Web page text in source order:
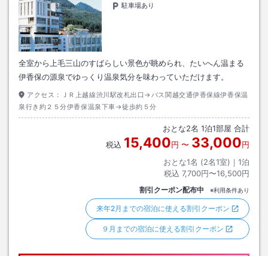
駐車場あり
全室から上毛三山のすばらしい景色が眺められ、たいへん温まる
伊香保の源泉でゆっくり温泉気分を味わっていただけます。
アクセス：
ＪＲ上越線渋川駅改札出口→バス関越交通伊香保線伊香保温
泉行き約２５分伊香保温泉下車→徒歩約５分
おとな2名 1泊1部屋 合計
税込 15,400円 〜 33,000円
おとな1名 (2名1室)｜ 1泊
税込 7,700円〜16,500円
割引クーポン配布中 ※利用条件あり
来年2月までの宿泊に使える割引クーポン
９月までの宿泊に使える割引クーポン